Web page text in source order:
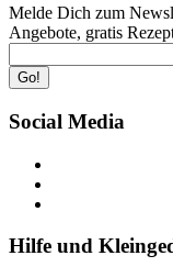
Melde Dich zum
Angebote, gratis
Go!
Social Media
Hilfe und